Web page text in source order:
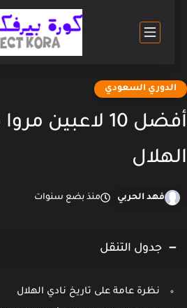
السعودي
أفضل 10 لاعبين
فهد الحربي منذ بضع سنوات
جدول التنقل
نظرة عامة على تاريخ نادي الهلال